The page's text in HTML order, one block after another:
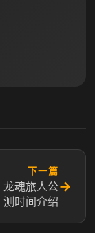
下一篇
魂旅人公
测时间介绍
→